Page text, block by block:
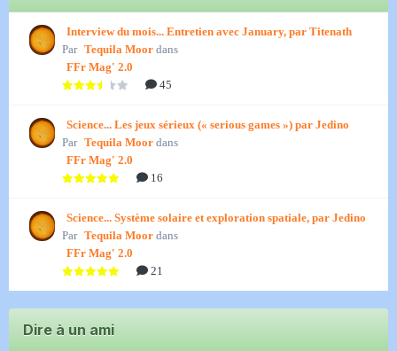
Interview du mois... Entretien avec January, par Titenath
Par Tequila Moor dans
FFr Mag' 2.0
45
Science... Les jeux sérieux (« serious games ») par Jedino
Par Tequila Moor dans
FFr Mag' 2.0
16
Science... Système solaire et exploration spatiale, par Jedino
Par Tequila Moor dans
FFr Mag' 2.0
21
Dire à un ami